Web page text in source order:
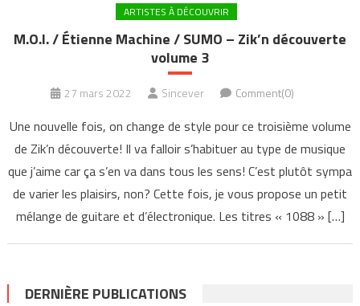
ARTISTES À DÉCOUVRIR
M.O.I. / Étienne Machine / SUMO – Zik’n découverte
volume 3
27 mars 2022 Sincever Comment(0)
Une nouvelle fois, on change de style pour ce troisième volume
de Zik’n découverte! Il va falloir s’habituer au type de musique
que j’aime car ça s’en va dans tous les sens! C’est plutôt sympa
de varier les plaisirs, non? Cette fois, je vous propose un petit
mélange de guitare et d’électronique. Les titres « 1088 » […]
DERNIÈRE PUBLICATIONS